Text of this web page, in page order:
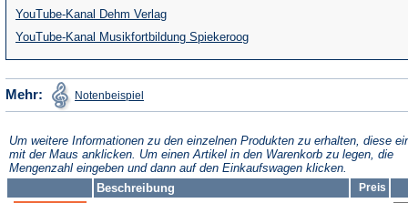
YouTube-Kanal Dehm Verlag(Öffnet
in
einem
neuen
YouTube-Kanal Musikfortbildung Spiekeroog(Öffnet
in
einem
Mehr: Notenbeispiel in
einem
Tab)
Um weitere Informationen zu den einzelnen Produkten zu erhalten, diese
mit der Maus anklicken. Um einen Artikel in den Warenkorb zu legen, die
Mengenzahl eingeben und dann auf den Einkaufswagen klicken.
Beschreibung
Preis